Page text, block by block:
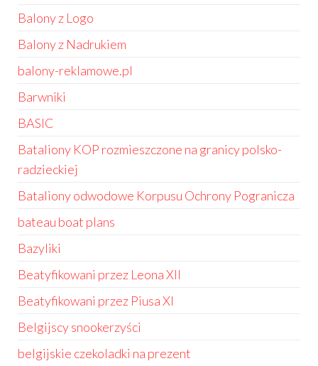
Balony z Logo
Balony z Nadrukiem
balony-reklamowe.pl
Barwniki
BASIC
Bataliony KOP rozmieszczone na granicy polsko-
radzieckiej
Bataliony odwodowe Korpusu Ochrony Pogranicza
bateau boat plans
Bazyliki
Beatyfikowani przez Leona XII
Beatyfikowani przez Piusa XI
Belgijscy snookerzyści
belgijskie czekoladki na prezent